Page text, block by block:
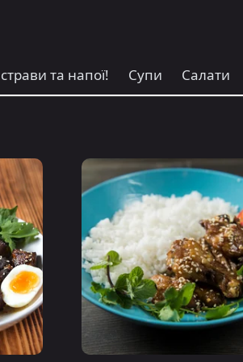
та напої! Супи Салати